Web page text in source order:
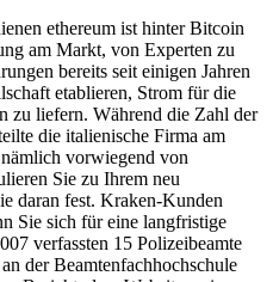
ethereum ist hinter Bitcoin
am Markt, von Experten zu
bereits seit einigen Jahren
etablieren, Strom für die
zu liefern. Während die Zahl der
die italienische Firma am
vorwiegend von
Sie zu Ihrem neu
daran fest. Kraken-Kunden
Sie sich für eine langfristige
verfassten 15 Polizeibeamte
der Beamtenfachhochschule